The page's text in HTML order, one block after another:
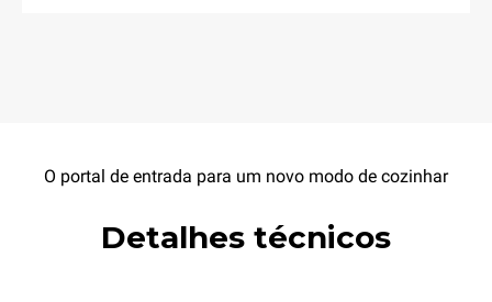
O portal de entrada para um novo modo de cozinhar
Detalhes técnicos